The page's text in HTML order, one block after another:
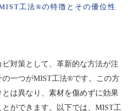
工法®の特徴とその優位性
対策として、革新的な方法が注
の一つがMIST工法®です。この方
は異なり、素材を傷めずに効果
ができます。以下では、MIST工